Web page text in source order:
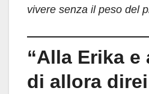
vivere senza il peso del
“Alla Erika e
di allora